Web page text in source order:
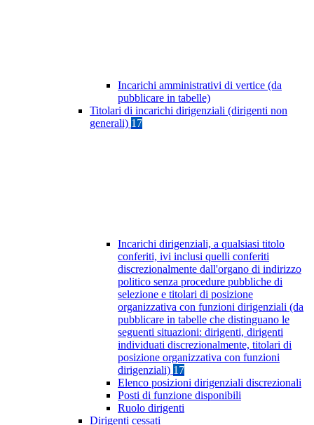
Incarichi amministrativi di vertice (da
pubblicare in tabelle)
Titolari di incarichi dirigenziali (dirigenti non
generali) 17
Incarichi dirigenziali, a qualsiasi titolo
conferiti, ivi inclusi quelli conferiti
discrezionalmente dall'organo di indirizzo
politico senza procedure pubbliche di
selezione e titolari di posizione
organizzativa con funzioni dirigenziali (da
pubblicare in tabelle che distinguano le
seguenti situazioni: dirigenti, dirigenti
individuati discrezionalmente, titolari di
posizione organizzativa con funzioni
dirigenziali) 17
Elenco posizioni dirigenziali discrezionali
Posti di funzione disponibili
Ruolo dirigenti
Dirigenti cessati